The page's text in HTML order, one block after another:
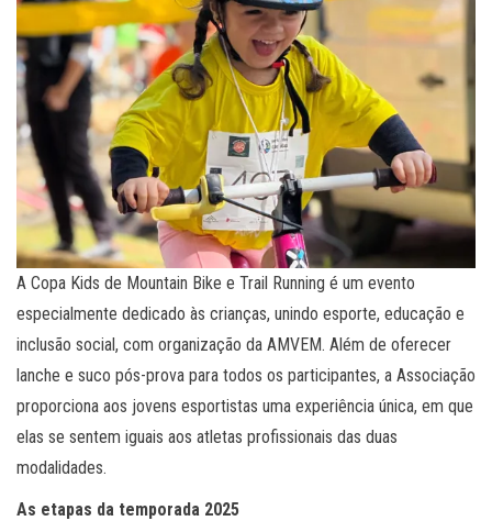
A Copa Kids de Mountain Bike e Trail Running é um evento
especialmente dedicado às crianças, unindo esporte, educação e
inclusão social, com organização da AMVEM. Além de oferecer
lanche e suco pós-prova para todos os participantes, a Associação
proporciona aos jovens esportistas uma experiência única, em que
elas se sentem iguais aos atletas profissionais das duas
modalidades.
As etapas da temporada 2025